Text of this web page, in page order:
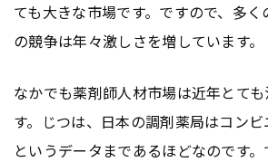
ても大きな市場です。ですので、多
の競争は年々激しさを増しています。
なかでも薬剤師人材市場は近年とて
す。じつは、日本の調剤薬局はコン
というデータまであるほどなのです